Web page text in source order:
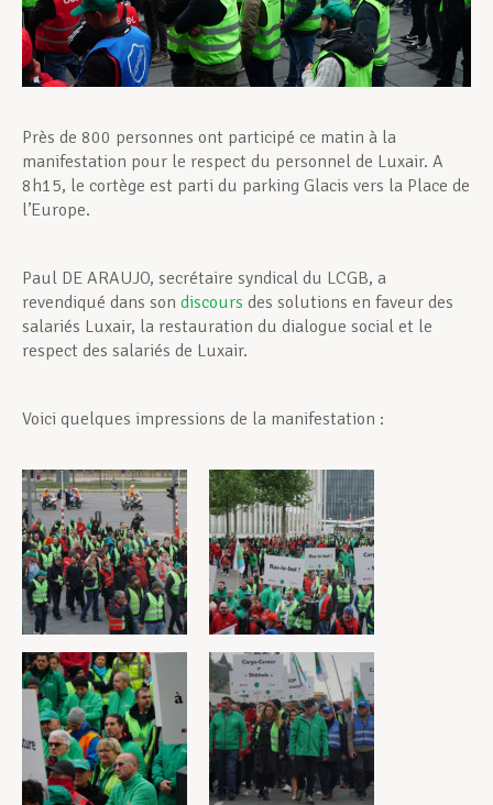
Actualités
Près de 800 personnes ont participé ce matin à la
manifestation pour le respect du personnel de Luxair. A
8h15, le cortège est parti du parking Glacis vers la Place de
l’Europe.
Paul DE ARAUJO, secrétaire syndical du LCGB, a
revendiqué dans son discours des solutions en faveur des
salariés Luxair, la restauration du dialogue social et le
respect des salariés de Luxair.
Voici quelques impressions de la manifestation :